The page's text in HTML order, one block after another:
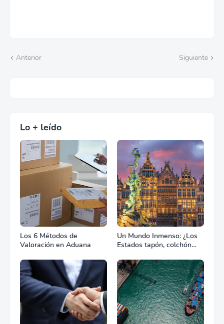
Anterior Siguiente
Lo + leído
Los 6 Métodos de
Valoración en Aduana
Un Mundo Inmenso: ¿Los
Estados tapón, colchón
combate?